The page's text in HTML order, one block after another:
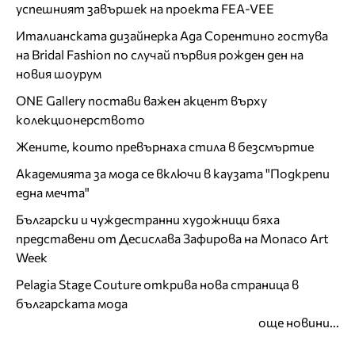
успешният завършек на проекта FEA-VEE
Италианската дизайнерка Ада Сорентино гостува
на Bridal Fashion по случай първия рожден ден на
новия шоурум
ONE Gallery постави важен акцент върху
колекционерството
Жените, които превърнаха стила в безсмъртие
Академията за мода се включи в каузата "Подкрепи
една мечта"
Български и чуждестранни художници бяха
представени от Десислава Зафирова на Monaco Art
Week
Pelagia Stage Couture открива нова страница в
българската мода
още новини...